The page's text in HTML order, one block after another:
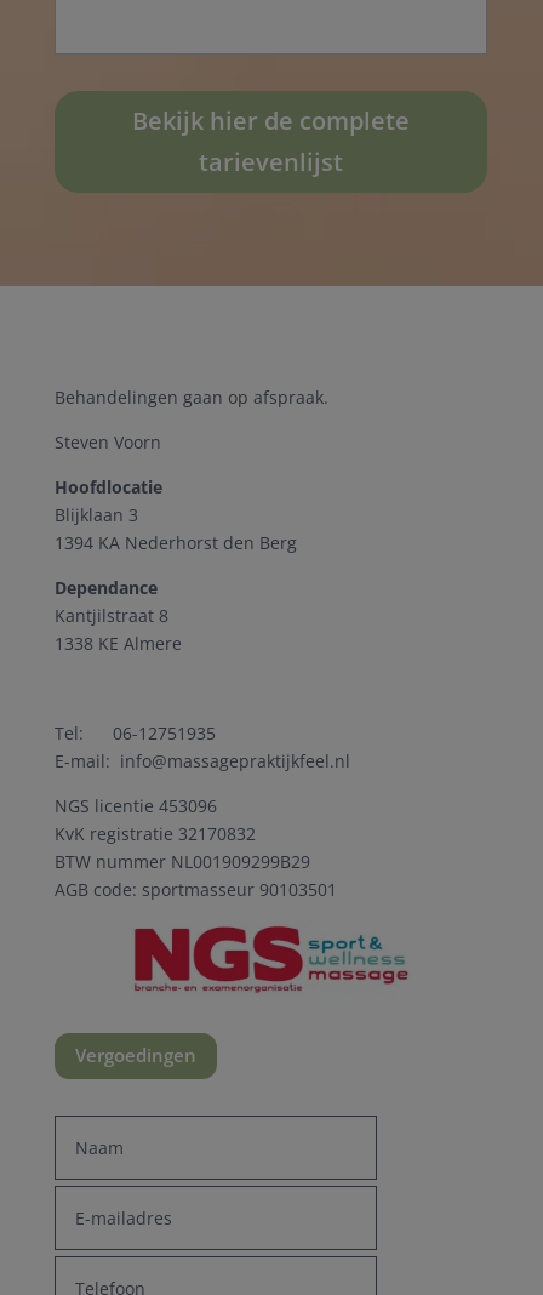
Bekijk hier de complete
tarievenlijst
Behandelingen gaan op afspraak.
Steven Voorn
Hoofdlocatie
Blijklaan 3
1394 KA Nederhorst den Berg
Dependance
Kantjilstraat 8
1338 KE Almere
Tel: 06-12751935
E-mail: info@massagepraktijkfeel.nl
NGS licentie 453096
KvK registratie 32170832
BTW nummer NL001909299B29
AGB code: sportmasseur 90103501
Vergoedingen